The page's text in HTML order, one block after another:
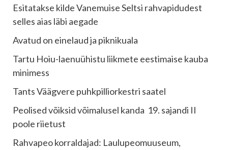
Esitatakse kilde Vanemuise Seltsi rahvapidudest
selles aias läbi aegade
Avatud on einelaud ja piknikuala
Tartu Hoiu-laenuühistu liikmete eestimaise kauba
minimess
Tants Väägvere puhkpilliorkestri saatel
Peolised võiksid võimalusel kanda 19. sajandi II
poole riietust
Rahvapeo korraldajad: Laulupeomuuseum,